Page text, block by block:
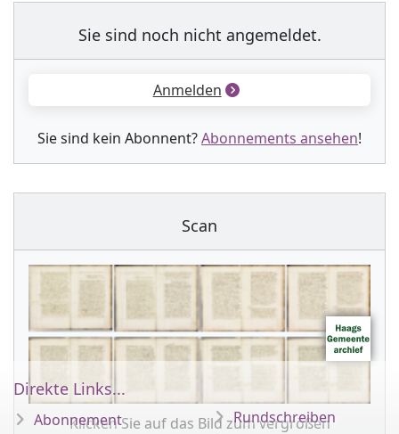
Sie sind noch nicht angemeldet.
Anmelden
Sie sind kein Abonnent?Abonnements ansehen!
Scan
Klicken Sie auf das Bild zum vergrößen
Direkte Links...
Abonnement
Rundschreiben